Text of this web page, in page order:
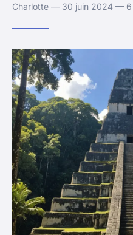
Charlotte — 30 juin 2024 — 6